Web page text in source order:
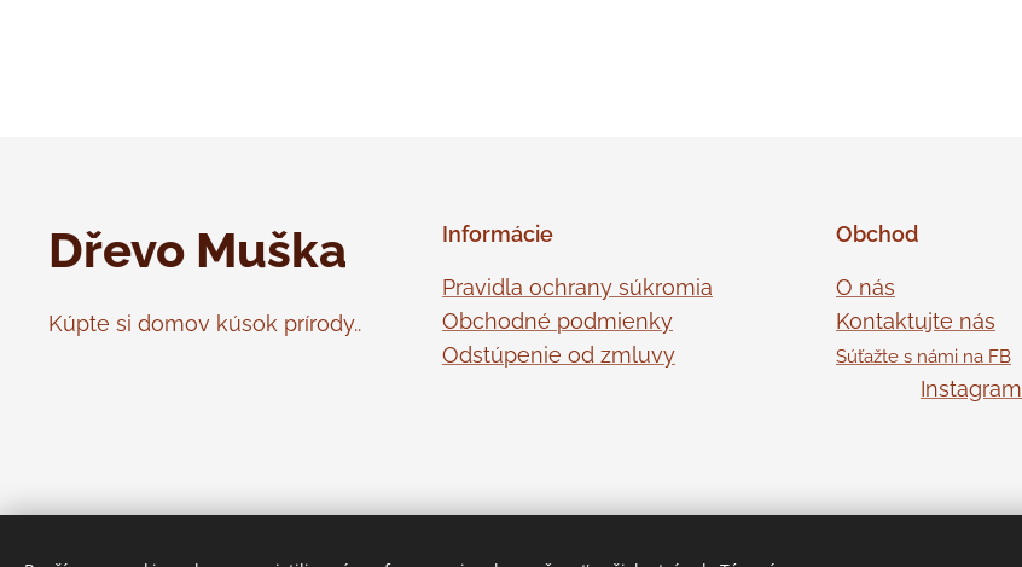
Dřevo Muška
Kúpte si domov kúsok prírody..
Informácie
Pravidla ochrany súkromia
Obchodné podmienky
Odstúpenie od zmluvy
Obchod
O nás
Kontaktujte nás
Súťažte s námi na FB
Instagram